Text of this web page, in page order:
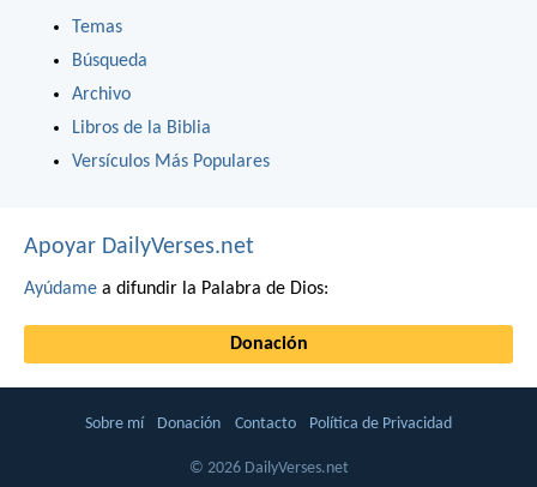
Temas
Búsqueda
Archivo
Libros de la Biblia
Versículos Más Populares
Apoyar DailyVerses.net
Ayúdame a difundir la Palabra de Dios:
Donación
Sobre mí Donación Contacto Política de Privacidad
© 2026 DailyVerses.net